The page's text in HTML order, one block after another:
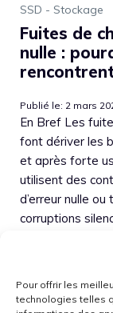
Pour offrir les
technologies telles
SSD - Stockage
Fuites de
nulle :
Publié le: 2 mars
En Bref Les
font dériver les
et après forte
utilisent des
d’erreur nulle
corruptions
connecteur